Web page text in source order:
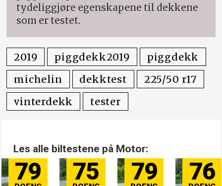
tydeliggjøre egenskapene til dekkene
som er testet.
2019 piggdekk2019
piggdekk
michelin
dekktest
225/50 r17
vinterdekk
tester
Les alle biltestene på Motor:
79 75 79 76